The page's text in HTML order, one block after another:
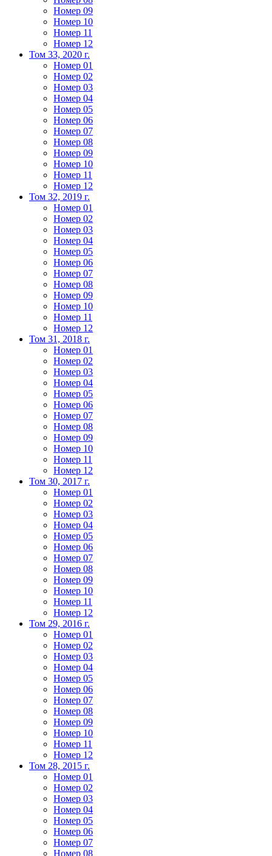
Номер 09
Номер 10
Номер 11
Номер 12
Том 33, 2020 г.
Номер 01
Номер 02
Номер 03
Номер 04
Номер 05
Номер 06
Номер 07
Номер 08
Номер 09
Номер 10
Номер 11
Номер 12
Том 32, 2019 г.
Номер 01
Номер 02
Номер 03
Номер 04
Номер 05
Номер 06
Номер 07
Номер 08
Номер 09
Номер 10
Номер 11
Номер 12
Том 31, 2018 г.
Номер 01
Номер 02
Номер 03
Номер 04
Номер 05
Номер 06
Номер 07
Номер 08
Номер 09
Номер 10
Номер 11
Номер 12
Том 30, 2017 г.
Номер 01
Номер 02
Номер 03
Номер 04
Номер 05
Номер 06
Номер 07
Номер 08
Номер 09
Номер 10
Номер 11
Номер 12
Том 29, 2016 г.
Номер 01
Номер 02
Номер 03
Номер 04
Номер 05
Номер 06
Номер 07
Номер 08
Номер 09
Номер 10
Номер 11
Номер 12
Том 28, 2015 г.
Номер 01
Номер 02
Номер 03
Номер 04
Номер 05
Номер 06
Номер 07
Номер 08